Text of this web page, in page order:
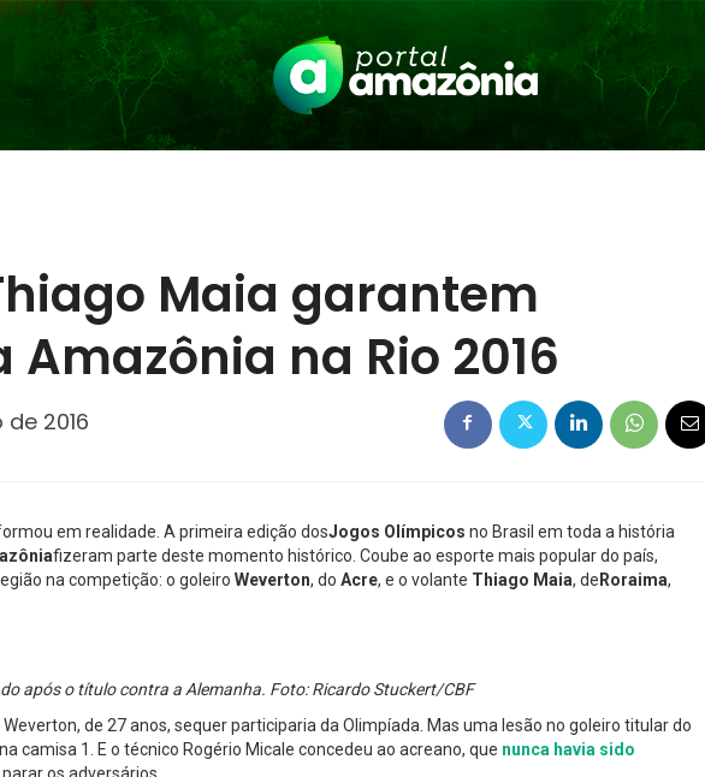
Maia garantem
Amazônia na Rio 2016
2016
em realidade. A primeira edição dosJogos Olímpicos no Brasil em toda a história
fizeram parte deste momento histórico. Coube ao esporte mais popular do país,
na competição: o goleiro Weverton, do Acre, e o volante Thiago Maia, de Roraima,
após o título contra a Alemanha. Foto: Ricardo Stuckert/CBF
Weverton, de 27 anos, sequer participaria da Olimpíada. Mas uma lesão no goleiro titular do
camisa 1. E o técnico Rogério Micale concedeu ao acreano, que nunca havia sido